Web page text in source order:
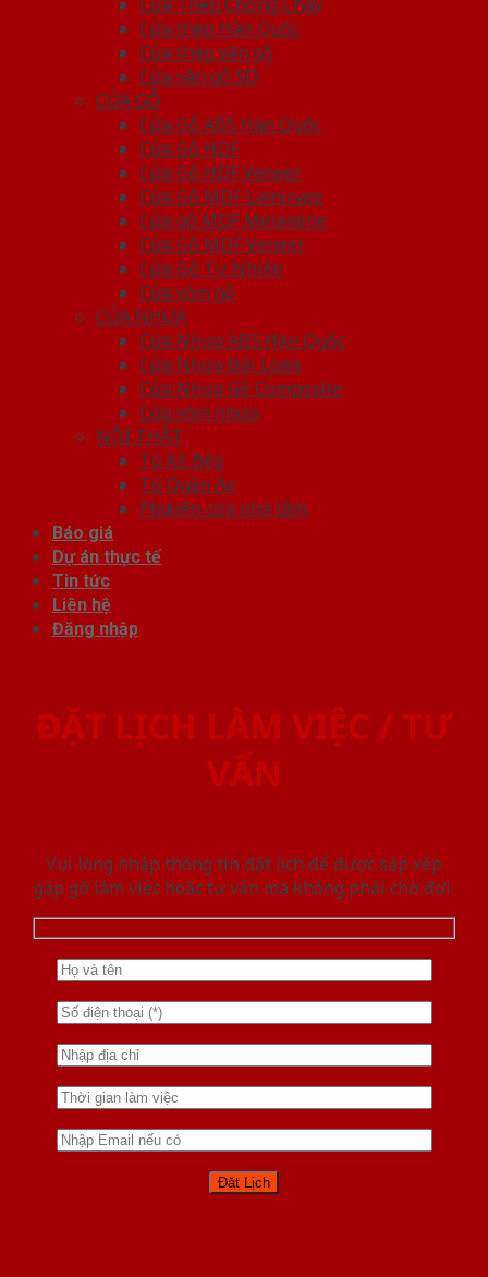
Cửa thép Hàn Quốc
Cửa thép vân gỗ
Cửa vân gỗ 5D
CỬA GỖ
Cửa Gỗ ABS Hàn Quốc
Cửa Gỗ HDF
Cửa Gỗ HDF Veneer
Cửa Gỗ MDF Laminate
Cửa gỗ MDF Melamine
Cửa Gỗ MDF Veneer
Cửa Gỗ Tự Nhiên
Cửa vòm gỗ
CỬA NHỰA
Cửa Nhựa ABS Hàn Quốc
Cửa Nhựa Đài Loan
Cửa Nhựa Gỗ Composite
Cửa vòm nhựa
NỘI THẤT
Tủ Kệ Bếp
Tủ Quần Áo
Phụ kiện cửa nhà tắm
Báo giá
Dự án thực tế
Tin tức
Liên hệ
Đăng nhập
ĐẶT LỊCH LÀM VIỆC / TƯ
VẤN
Vui lòng nhập thông tin đặt lịch để được sắp xếp
gặp gỡ làm việc hoăc tư vấn mà không phải chờ đợi.